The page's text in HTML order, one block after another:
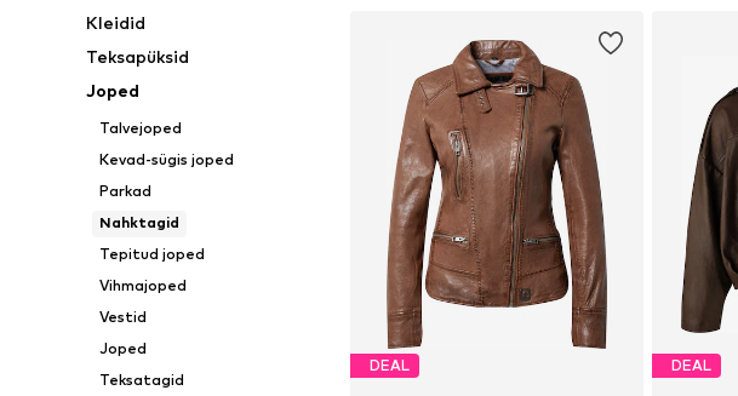
Kleidid
Teksapüksid
Joped
Talvejoped
Kevad-sügis joped
Parkad
Nahktagid
Tepitud joped
Vihmajoped
Vestid
Joped
Teksatagid
DEAL DEAL